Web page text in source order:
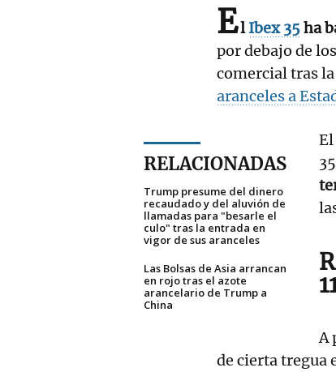
ElIbex 35ha
por debajo de
comercial tras
aranceles a
RELACIONADAS
Trump presume del dinero
recaudado y del aluvión de
llamadas para "besarle el
culo" tras la entrada en
vigor de sus aranceles
Las Bolsas de Asia arrancan
en rojo tras el azote
arancelario de Trump a
China
A
de cierta tregua